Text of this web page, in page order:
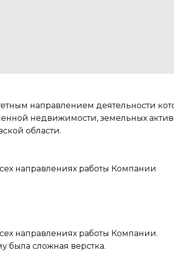
направлением деятельности
недвижимости, земельных
области.
направлениях работы Компании
направлениях работы Компании.
была сложная верстка.